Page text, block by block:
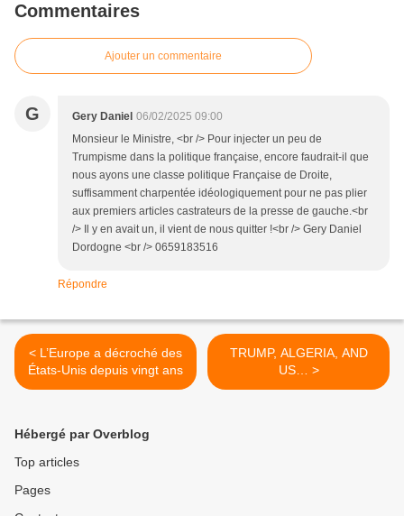
Commentaires
Ajouter un commentaire
G Gery Daniel 06/02/2025 09:00
Monsieur le Ministre, <br /> Pour injecter un peu de
Trumpisme dans la politique française, encore faudrait-il que
nous ayons une classe politique Française de Droite,
suffisamment charpentée idéologiquement pour ne pas plier
aux premiers articles castrateurs de la presse de gauche.<br
/> Il y en avait un, il vient de nous quitter !<br /> Gery Daniel
Dordogne <br /> 0659183516
Répondre
< L’Europe a décroché des
États-Unis depuis vingt ans
TRUMP, ALGERIA, AND
US… >
Hébergé par Overblog
Top articles
Pages